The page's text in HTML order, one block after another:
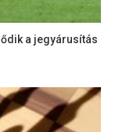
a jegyárusítás